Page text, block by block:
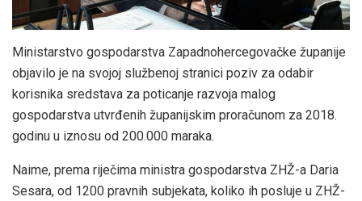
Ministarstvo gospodarstva Zapadnohercegovačke županije
objavilo je na svojoj službenoj stranici poziv za odabir
korisnika sredstava za poticanje razvoja malog
gospodarstva utvrđenih županijskim proračunom za 2018.
godinu u iznosu od 200.000 maraka.
Naime, prema riječima ministra gospodarstva ZHŽ-a Daria
Sesara, od 1200 pravnih subjekata, koliko ih posluje u ZHŽ-